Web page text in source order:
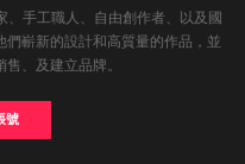
手工職人、自由創作者、以及國
們嶄新的設計和高質量的作品，並
、及建立品牌。
號